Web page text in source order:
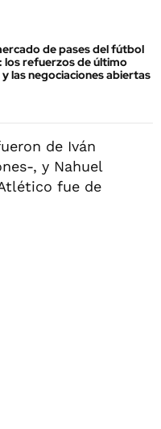
de pases del fútbol
los refuerzos de último
las negociaciones abiertas
de Iván
, y Nahuel
fue de